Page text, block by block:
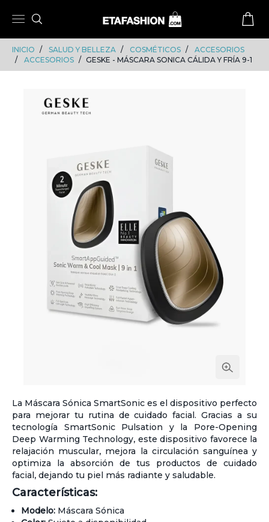
INICIO SALUD Y BELLEZA COSMÉTICOS
ACCESORIOS
ACCESORIOS
GESKE - MÁSCARA SONICA CÁLIDA Y FRÍA 9-1
La Máscara Sónica SmartSonic es el dispositivo perfecto
para mejorar tu rutina de cuidado facial. Gracias a su
tecnología SmartSonic Pulsation y la Pore-Opening
Deep Warming Technology, este dispositivo favorece la
relajación muscular, mejora la circulación sanguínea y
optimiza la absorción de tus productos de cuidado
facial, dejando tu piel más radiante y saludable.
Características:
Modelo: Máscara Sónica